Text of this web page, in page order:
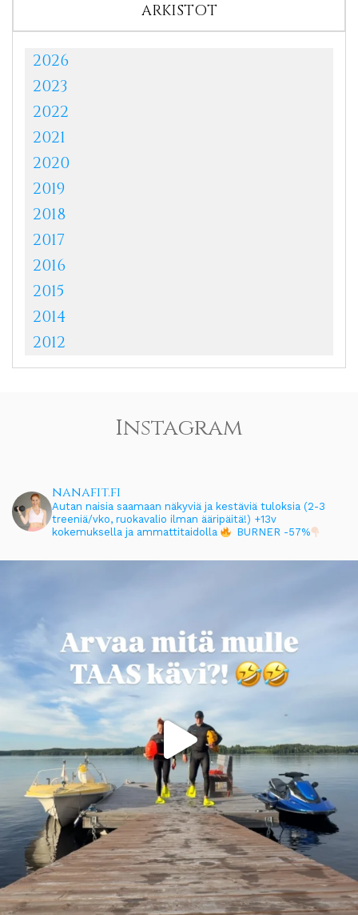
ARKISTOT
2026
2023
2022
2021
2020
2019
2018
2017
2016
2015
2014
2012
Instagram
nanafit.fi
Autan naisia saamaan näkyviä ja kestäviä tuloksia (2-3
treeniä/vko, ruokavalio ilman ääripäitä!) +13v
kokemuksella ja ammattitaidolla
BURNER -57%